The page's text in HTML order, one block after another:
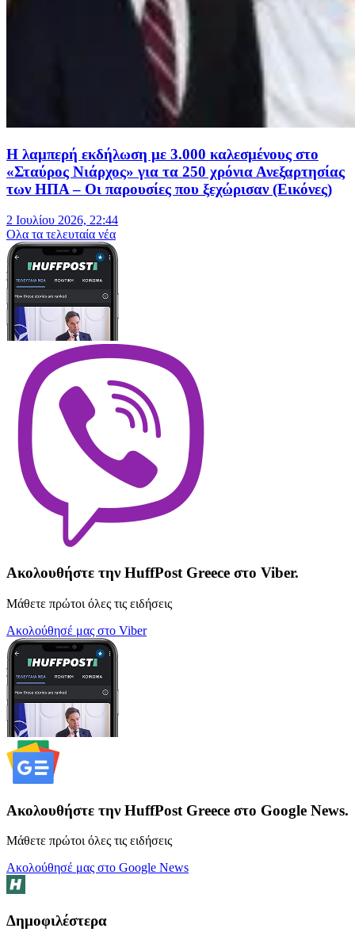
Η λαμπερή εκδήλωση με 3.000 καλεσμένους στο
«Σταύρος Νιάρχος» για τα 250 χρόνια Ανεξαρτησίας
των ΗΠΑ – Οι παρουσίες που ξεχώρισαν (Εικόνες)
2 Ιουλίου 2026, 22:44
Oλα τα τελευταία νέα
Ακολουθήστε την HuffPost Greece στο Viber.
Μάθετε πρώτοι όλες τις ειδήσεις
Ακολούθησέ μας στο Viber
Ακολουθήστε την HuffPost Greece στο Google News.
Μάθετε πρώτοι όλες τις ειδήσεις
Ακολούθησέ μας στο Google News
Δημοφιλέστερα